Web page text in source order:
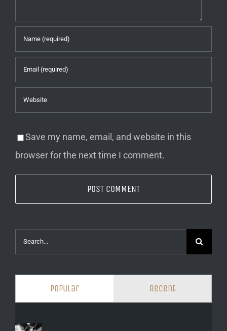
Save my name, email, and website in this
browser for the next time I comment.
Search
for:
Popular Recent